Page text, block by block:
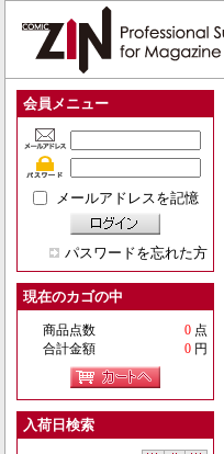
会員メニュー
メールアドレスを記憶
パスワードを忘れた方
現在のカゴの中
商品点数 0 点
合計金額
0 円
入荷日検索